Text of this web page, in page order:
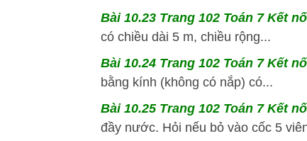
Bài 10.23 Trang 102 Toán 7 Kết
có chiều dài 5 m, chiều rộng...
Bài 10.24 Trang 102 Toán 7 Kết
bằng kính (không có nắp) có...
Bài 10.25 Trang 102 Toán 7 Kết
đầy nước. Hỏi nếu bỏ vào cốc 5